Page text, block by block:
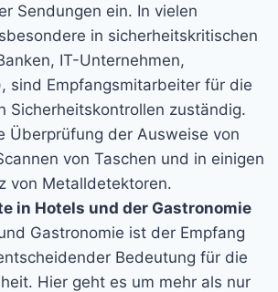
Sendungen ein. In vielen
in sicherheitskritischen
IT-Unternehmen,
sind Empfangsmitarbeiter für die
Sicherheitskontrollen zuständig.
Überprüfung der Ausweise von
von Taschen und in einigen
von Metalldetektoren.
in Hotels und der Gastronomie
Gastronomie ist der Empfang
Bedeutung für die
Hier geht es um mehr als nur